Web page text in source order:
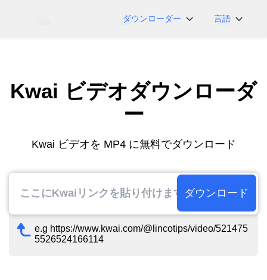
ダウンローダー
iFunny
Vimeo
Myfans
言語
Español
Deutsch
한국어
繁體中文
Kwai ビデオダウンローダ
ー
Kwai ビデオを MP4 に無料でダウンロード
ダウンロード
e.g https://www.kwai.com/@lincotips/video/521475
5526524166114